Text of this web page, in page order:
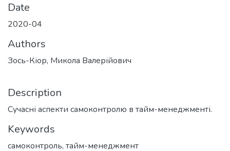
Date
2020-04
Authors
Зось-Кіор, Микола Валерійович
Description
Сучасні аспекти самоконтролю в тайм-менеджменті.
Keywords
самоконтроль, тайм-менеджмент